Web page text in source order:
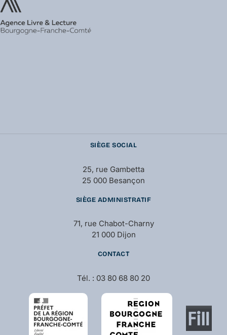
SIÈGE SOCIAL
25, rue Gambetta
25 000 Besançon
SIÈGE ADMINISTRATIF
71, rue Chabot-Charny
21 000 Dijon
CONTACT
Tél. : 03 80 68 80 20